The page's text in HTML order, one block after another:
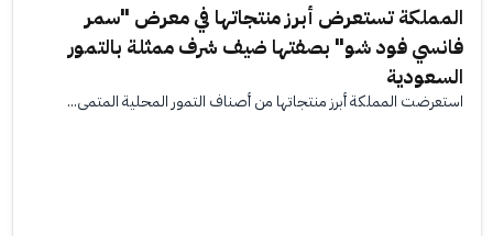
المملكة تستعرض أبرز منتجاتها في معرض "سمر
فانسي فود شو" بصفتها ضيف شرف ممثلة بالتمور
السعودية
استعرضت المملكة أبرز منتجاتها من أصناف التمور المحلية المتمي...